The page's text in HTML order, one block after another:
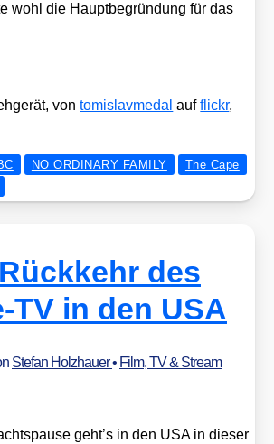
wohl die Haupt­be­grün­dung für das
vontomis­lav­me­dal aufflickr,
NO ORDINARY FAMILY
The Cape
des
TV in den USA
Stefan Holzhauer• Film, TV & Stream
geht’s in den USA in die­ser